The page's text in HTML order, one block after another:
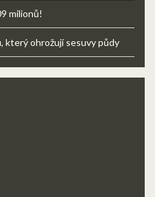
milionů!
který ohrožují sesuvy půdy